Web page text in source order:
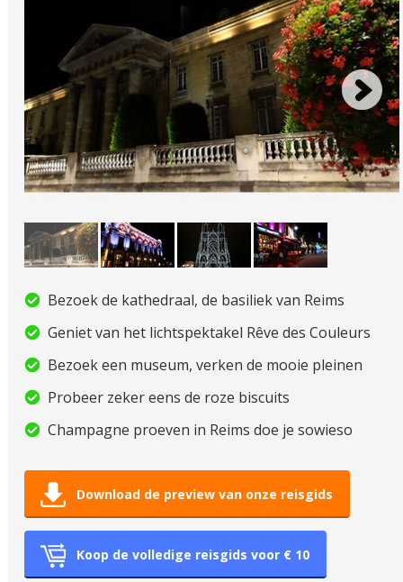
Bezoek de kathedraal, de basiliek van Reims
Geniet van het lichtspektakel Rêve des Couleurs
Bezoek een museum, verken de mooie pleinen
Probeer zeker eens de roze biscuits
Champagne proeven in Reims doe je sowieso
Download de preview van onze reisgids
Koop de volledige reisgids voor € 10